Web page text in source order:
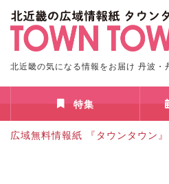
北近畿の気になる情報をお届け 丹波・
特集
広域無料情報紙 『タウンタウン』